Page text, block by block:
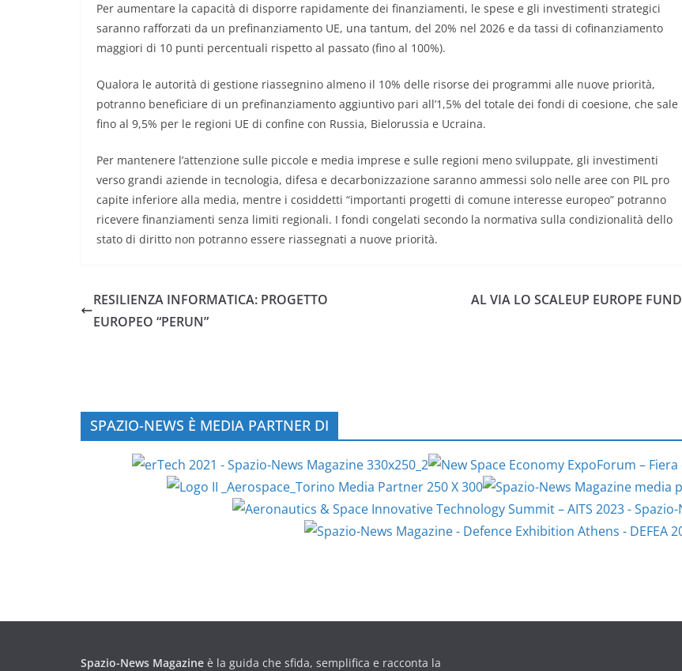
Per aumentare la capacità di disporre rapidamente dei finanziamenti, le spese e gli investimenti strategici
saranno rafforzati da un prefinanziamento UE, una tantum, del 20% nel 2026 e da tassi di cofinanziamento
maggiori di 10 punti percentuali rispetto al passato (fino al 100%).
Qualora le autorità di gestione riassegnino almeno il 10% delle risorse dei programmi alle nuove priorità,
potranno beneficiare di un prefinanziamento aggiuntivo pari all’1,5% del totale dei fondi di coesione, che sale
fino al 9,5% per le regioni UE di confine con Russia, Bielorussia e Ucraina.
Per mantenere l’attenzione sulle piccole e media imprese e sulle regioni meno sviluppate, gli investimenti
verso grandi aziende in tecnologia, difesa e decarbonizzazione saranno ammessi solo nelle aree con PIL pro
capite inferiore alla media, mentre i cosiddetti “importanti progetti di comune interesse europeo” potranno
ricevere finanziamenti senza limiti regionali. I fondi congelati secondo la normativa sulla condizionalità dello
stato di diritto non potranno essere riassegnati a nuove priorità.
RESILIENZA INFORMATICA: PROGETTO
EUROPEO “PERUN”
AL VIA LO SCALEUP EUROPE FUND
SPAZIO-NEWS È MEDIA PARTNER DI
Spazio-News Magazine è la guida che sfida, semplifica e racconta la